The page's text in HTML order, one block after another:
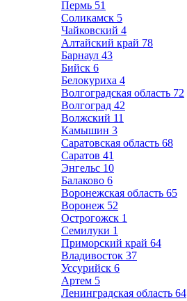
Пермь 51
Соликамск 5
Чайковский 4
Алтайский край 78
Барнаул 43
Бийск 6
Белокуриха 4
Волгоградская область 72
Волгоград 42
Волжский 11
Камышин 3
Саратовская область 68
Саратов 41
Энгельс 10
Балаково 6
Воронежская область 65
Воронеж 52
Острогожск 1
Семилуки 1
Приморский край 64
Владивосток 37
Уссурийск 6
Артем 5
Ленинградская область 64